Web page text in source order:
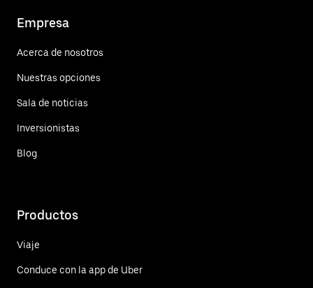
Empresa
Acerca de nosotros
Nuestras opciones
Sala de noticias
Inversionistas
Blog
Productos
Viaje
Conduce con la app de Uber